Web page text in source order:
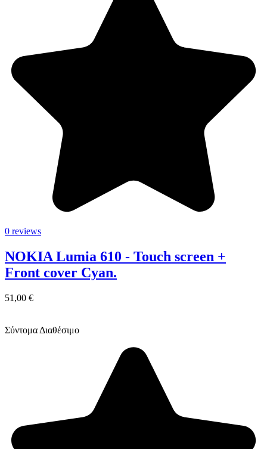
0 reviews
NOKIA Lumia 610 - Touch screen +
Front cover Cyan.
51,00 €
Σύντομα Διαθέσιμο